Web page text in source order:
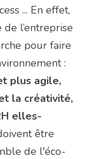
... En effet,
l’entreprise
pour faire
plus agile,
la créativité,
elles-
être
de l'éco-